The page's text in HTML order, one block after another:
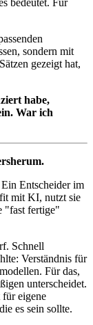
sondern mit
gezeigt hat,
habe,
War ich
Entscheider im
mit KI, nutzt sie
"fast fertige"
Schnell
Verständnis für
Für das,
unterscheidet.
eigene
es sein sollte.